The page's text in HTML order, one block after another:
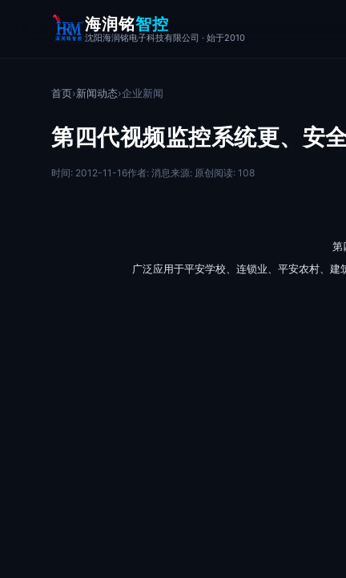
海润铭智控
沈阳海润铭电子科技有限公司 · 始于2010
首页›新闻动态›企业新闻
第四代视频监控系统更、安
时间: 2012-11-16作者: 消息来源: 原创阅读: 108
第
广泛应用于平安学校、连锁业、平安农村、